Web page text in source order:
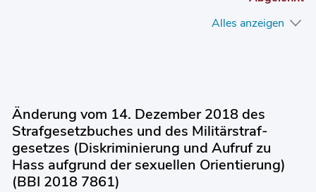
Alles anzeigen
Änderung vom 14. Dezember 2018 des
Strafgesetzbuches und des Militärstraf-
gesetzes (Diskriminierung und Aufruf zu
Hass aufgrund der sexuellen Orientierung)
(BBI 2018 7861)